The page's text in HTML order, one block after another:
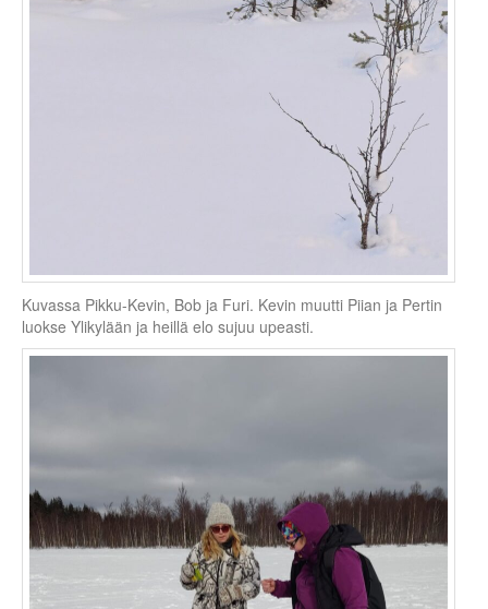
Kuvassa Pikku-Kevin, Bob ja Furi. Kevin muutti Piian ja Pertin
luokse Ylikylään ja heillä elo sujuu upeasti.